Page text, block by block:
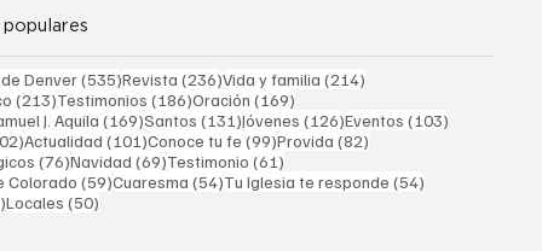
Denver(535)535 entradas
Revista (236)236 entradas
Vida y familia (214)214 entradas
(213)213 entradas
Testimonios (186)186 entradas
Oración (169)169 entradas
J. Aquila (169)169 entradas
Santos (131)131 entradas
Jóvenes (126)126 entradas
Eventos (103)103
102 entradas
Actualidad (101)101 entradas
Conoce tu fe (99)99 entradas
Provida (82)82 entradas
(76)76 entradas
Navidad (69)69 entradas
Testimonio (61)61 entradas
Colorado (59)59 entradas
Cuaresma (54)54 entradas
Tu Iglesia te responde (54)54 entradas
51 entradas
Locales (50)50 entradas